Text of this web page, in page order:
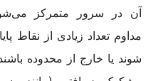
آن در سرور متمرکز
مداوم تعداد زیادی از
شوند یا خارج از محدوده